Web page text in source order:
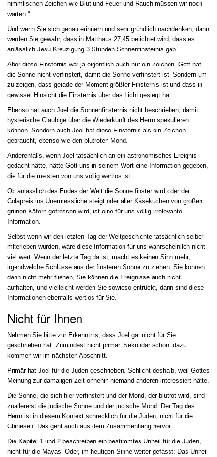
himmlischen Zeichen wie Blut und Feuer und Rauch müssen wir noch
warten.“
Und wenn Sie sich genau erinnern und sehr gründlich nachdenken, dann
werden Sie gewahr, dass in Matthäus 27,45 berichtet wird, dass es
anlässlich Jesu Kreuzigung 3 Stunden Sonnenfinsternis gab.
Aber diese Finsternis war ja eigentlich auch nur ein Zeichen. Gott hat
die Sonne nicht verfinstert, damit die Sonne verfinstert ist. Sondern um
zu zeigen, dass gerade der Moment größter Finsternis ist und dass in
gewisser Hinsicht die Finsternis über das Licht gesiegt hat.
Ebenso hat auch Joel die Sonnenfinsternis nicht beschrieben, damit
hysterische Gläubige über die Wiederkunft des Herrn spekulieren
können. Sondern auch Joel hat diese Finsternis als ein Zeichen
gebraucht, ebenso wie den blutroten Mond.
Anderenfalls, wenn Joel tatsächlich an ein astronomisches Ereignis
gedacht hätte, hätte Gott uns in seinem Wort eine Information gegeben,
die für die meisten von uns völlig wertlos ist.
Ob anlässlich des Endes der Welt die Sonne finster wird oder der
Colapreis ins Unermessliche steigt oder aller Käsekuchen von großen
grünen Käfern gefressen wird, ist eine für uns völlig irrelevante
Information.
Selbst wenn wir den letzten Tag der Weltgeschichte tatsächlich selber
miterleben würden, wäre diese Information für uns wahrscheinlich nicht
viel wert. Wenn der letzte Tag da ist, macht es keinen Sinn mehr,
irgendwelche Schlüsse aus der finsteren Sonne zu ziehen. Sie können
dann nicht mehr fliehen, Sie können die Ereignisse auch nicht
aufhalten, und vielleicht werden Sie sowieso entrückt, dann sind diese
Informationen ebenfalls wertlos für Sie.
Nicht für Ihnen
Nehmen Sie bitte zur Erkenntnis, dass Joel gar nicht für Sie
geschrieben hat. Zumindest nicht primär. Sekundär schon, dazu
kommen wir im nächsten Abschnitt.
Primär hat Joel für die Juden geschrieben. Schlicht deshalb, weil Gottes
Meinung zur damaligen Zeit ohnehin niemand anderen interessiert hätte.
Die Sonne, die sich hier verfinstert und der Mond, der blutrot wird, sind
zuallererst die jüdische Sonne und der jüdische Mond. Der Tag des
Herrn ist in diesem Kontext schrecklich für die Juden, nicht für die
Chinesen. Das geht auch aus dem Zusammenhang hervor:
Die Kapitel 1 und 2 beschreiben ein bestimmtes Unheil für die Juden,
nicht für die Mayas. Oder, im heutigen Sinne weiter gefasst: Das Unheil